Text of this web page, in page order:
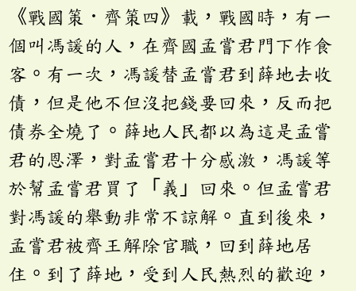
《戰國策．齊策四》載，戰國時，有一
個叫馮諼的人，在齊國孟嘗君門下作食
客。有一次，馮諼替孟嘗君到薛地去收
債，但是他不但沒把錢要回來，反而把
債券全燒了。薛地人民都以為這是孟嘗
君的恩澤，對孟嘗君十分感激，馮諼等
於幫孟嘗君買了「義」回來。但孟嘗君
對馮諼的舉動非常不諒解。直到後來，
孟嘗君被齊王解除官職，回到薛地居
住。到了薛地，受到人民熱烈的歡迎，